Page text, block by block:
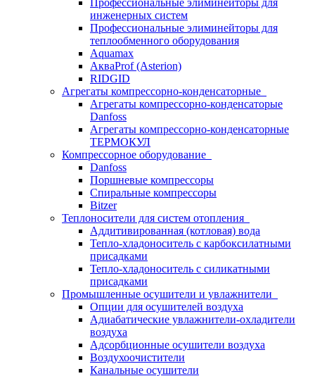
Профессиональные элиминейторы для
инженерных систем
Профессиональные элиминейторы для
теплообменного оборудования
Aquamax
АкваProf (Asterion)
RIDGID
Агрегаты компрессорно-конденсаторные
Агрегаты компрессорно-конденсаторые
Danfoss
Агрегаты компрессорно-конденсаторные
ТЕРМОКУЛ
Компрессорное оборудование
Danfoss
Поршневые компрессоры
Спиральные компрессоры
Bitzer
Теплоносители для систем отопления
Аддитивированная (котловая) вода
Тепло-хладоноситель с карбоксилатными
присадками
Тепло-хладоноситель с силикатными
присадками
Промышленные осушители и увлажнители
Опции для осушителей воздуха
Адиабатические увлажнители-охладители
воздуха
Адсорбционные осушители воздуха
Воздухоочистители
Канальные осушители